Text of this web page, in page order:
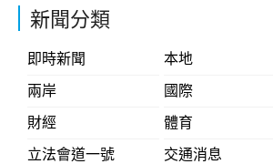
新聞分類
即時新聞
本地
兩岸
國際
財經
體育
立法會道一號
交通消息